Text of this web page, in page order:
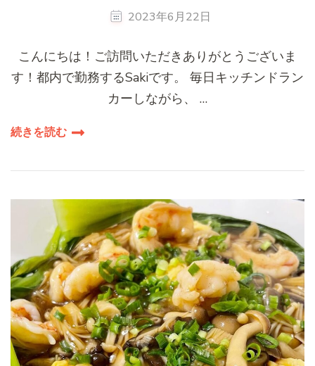
2023年6月22日
こんにちは！ご訪問いただきありがとうございま
す！都内で勤務するSakiです。 毎日キッチンドラン
カーしながら、 …
続きを読む